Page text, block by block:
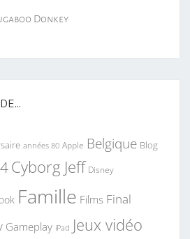
Donkey
années 80 Apple Belgique Blog
Cyborg Jeff Disney
Famille Films Final
Gameplay iPad Jeux vidéo